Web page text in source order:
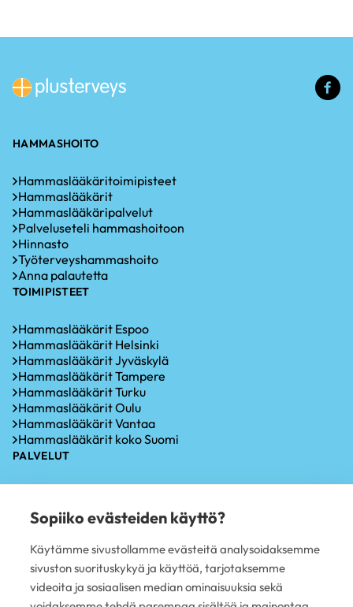
HAMMASHOITO
Hammaslääkäritoimipisteet
Hammaslääkärit
Hammaslääkäripalvelut
Palveluseteli hammashoitoon
Hinnasto
Työterveyshammashoito
Anna palautetta
TOIMIPISTEET
Hammaslääkärit Espoo
Hammaslääkärit Helsinki
Hammaslääkärit Jyväskylä
Hammaslääkärit Tampere
Hammaslääkärit Turku
Hammaslääkärit Oulu
Hammaslääkärit Vantaa
Hammaslääkärit koko Suomi
PALVELUT
Iensairauksien hoito
Hammaskiven poisto
Oikomishoito
Hammasimplantti
Hampaiden paikkaus
Hampaan poisto
Sopiiko evästeiden käyttö?
Käytämme sivustollamme evästeitä analysoidaksemme
sivuston suorituskykyä ja käyttöä, tarjotaksemme
videoita ja sosiaalisen median ominaisuuksia sekä